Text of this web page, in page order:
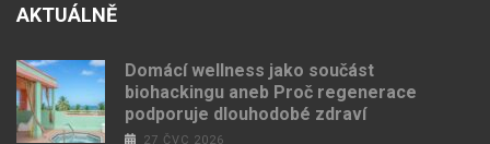
AKTUÁLNĚ
Domácí wellness jako součást
biohackingu aneb Proč regenerace
podporuje dlouhodobé zdraví
27 ČVC 2026